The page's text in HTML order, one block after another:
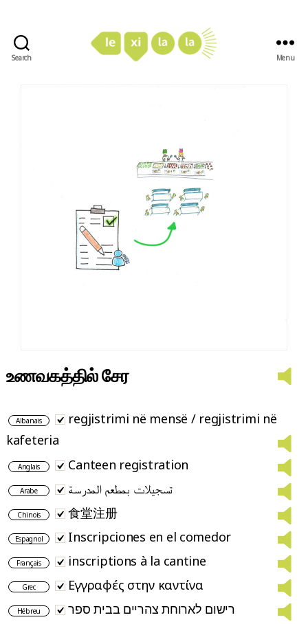
Search Menu
உணவகத்தில் சேர
Albanais
regjistrimi në mensë / regjistrimi në
kafeteria
Anglais Canteen registration
Arabe تسجيلات بمطعم المدرسة
Chinois 食堂注册
Espagnol Inscripciones en el comedor
Français inscriptions à la cantine
Grec Εγγραφές στην καντίνα
Hébreu רישום לארוחת צהריים בבית ספר